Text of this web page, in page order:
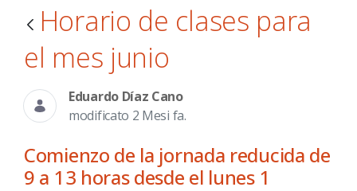
Horario de clases para
el mes junio
Eduardo Díaz Cano
modificato 2 Mesi fa.
Comienzo de la jornada reducida de
9 a 13 horas desde el lunes 1